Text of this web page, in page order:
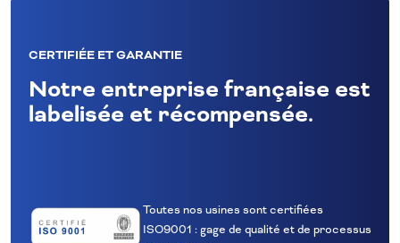
CERTIFIÉE ET GARANTIE
Notre entreprise française est
labelisée et récompensée.
Toutes nos usines sont certifiées
ISO9001 : gage de qualité et de processus